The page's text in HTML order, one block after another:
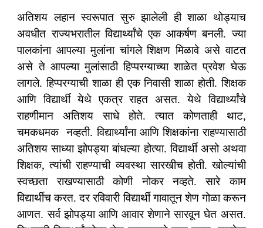
अतिशय लहान स्वरूपात सुरु झालेली ही शाळा थोड्याच
अवधीत राज्यभरातील विद्यार्थ्यांचे एक आकर्षण बनली. ज्या
पालकांना आपल्या मुलांना चांगले शिक्षण मिळावे असे वाटत
असे ते आपल्या मुलांसाठी हिप्परग्याच्या शाळेत प्रवेश घेऊ
लागले. हिप्परग्याची शाळा ही एक निवासी शाळा होती. शिक्षक
आणि विद्यार्थी येथे एकत्र राहत असत. येथे विद्यार्थ्यांचे
राहणीमान अतिशय साधे होते. त्यात कोणताही थाट,
चमकधमक नव्हती. विद्यार्थ्यांना आणि शिक्षकांना राहण्यासाठी
अतिशय साध्या झोपड्या बांधल्या होत्या. विद्यार्थी असो अथवा
शिक्षक, त्यांची राहण्याची व्यवस्था सारखीच होती. खोल्यांची
स्वच्छता राखण्यासाठी कोणी नोकर नव्हते. सारे काम
विद्यार्थीच करत. दर रविवारी विद्यार्थी गावातून शेण गोळा करून
आणत. सर्व झोपड्या आणि आवार शेणाने सारवून घेत असत.